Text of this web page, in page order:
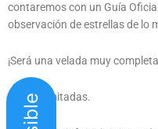
contaremos con un Guía
observación de estrellas de lo
¡Será una velada muy
Plazas limitadas.